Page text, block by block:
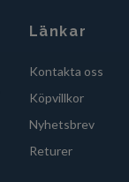
Länkar
Kontakta oss
Köpvillkor
Nyhetsbrev
Returer